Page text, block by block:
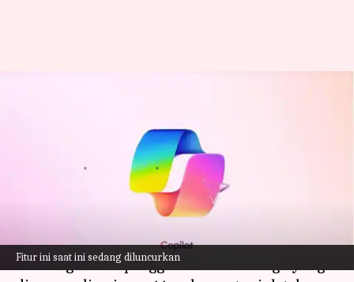
Fitur ini saat ini sedang diluncurkan
lagu AI: Begini caranya
Dec 21, 2023 10:29 am
Copilot chatbot AI Microsoft kini
memungkinkan pengguna membuat lagu yang